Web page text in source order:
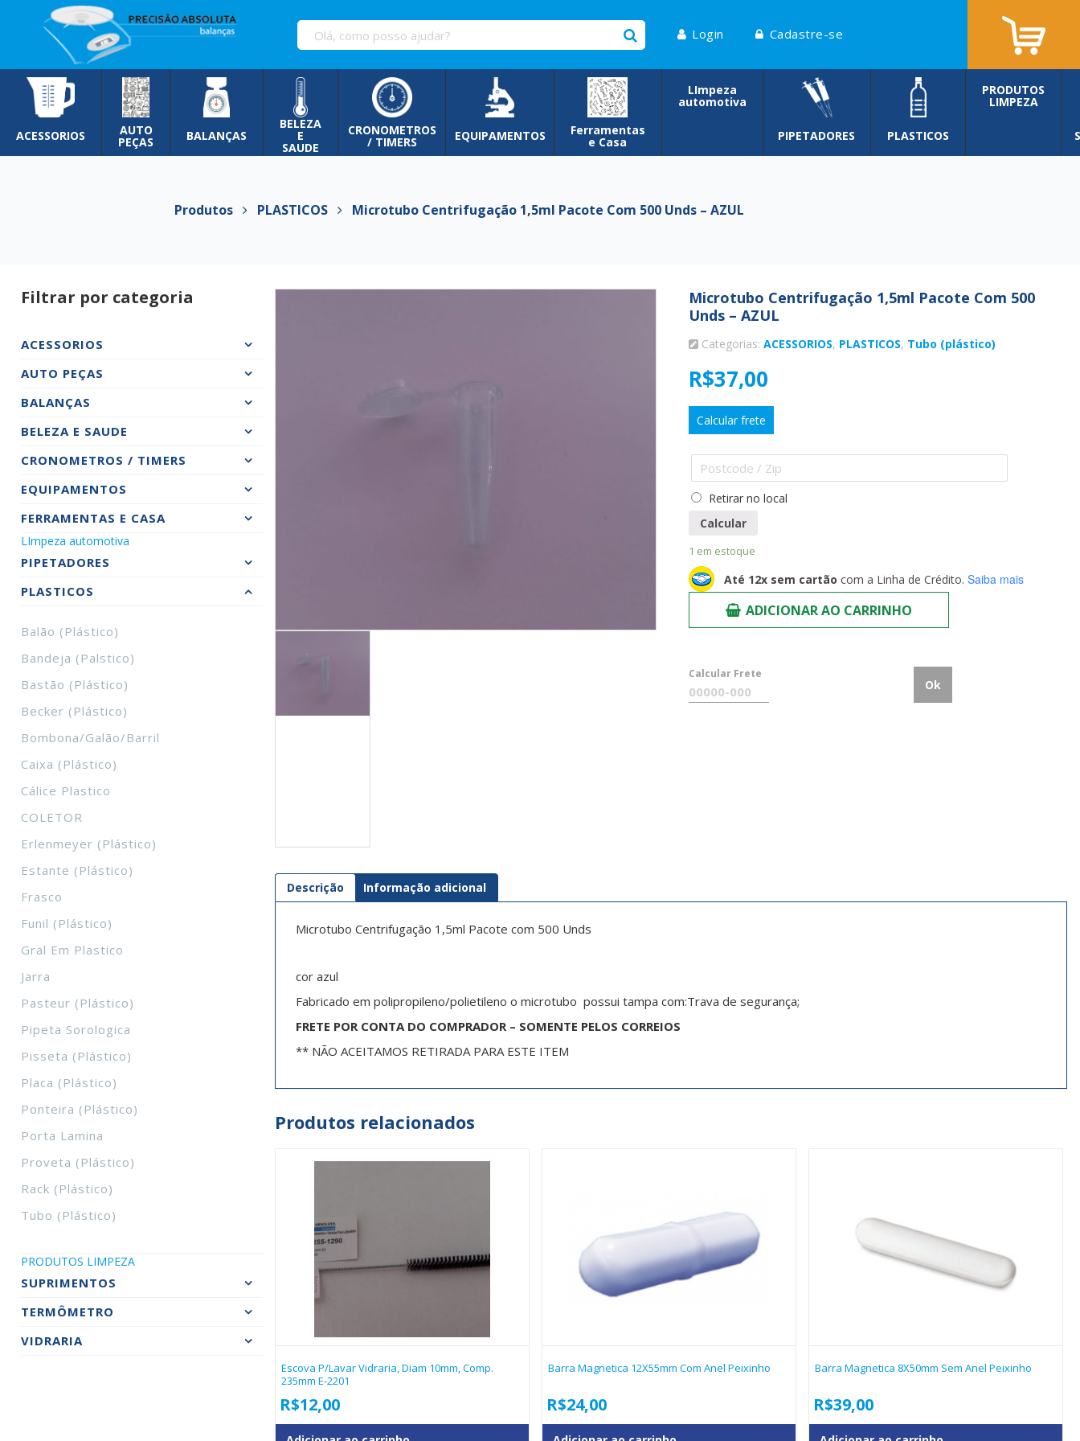
Pular
para
conteúdo
Login Cadastre-se
ACESSORIOS AUTO
PEÇAS BALANÇAS
BELEZA
E
SAUDE
CRONOMETROS
/ TIMERS EQUIPAMENTOS Ferramentas
e Casa
LImpeza
automotiva
PIPETADORES PLASTICOS
PRODUTOS
LIMPEZA
Produtos PLASTICOS Microtubo Centrifugação 1,5ml Pacote Com 500 Unds – AZUL
Filtrar por categoria
ACESSORIOS
AUTO PEÇAS
BALANÇAS
BELEZA E SAUDE
CRONOMETROS / TIMERS
EQUIPAMENTOS
FERRAMENTAS E CASA
LImpeza automotiva
PIPETADORES
PLASTICOS
Balão (plástico)
Bandeja (palstico)
Bastão (plástico)
Becker (plástico)
Bombona/galão/barril
Caixa (plástico)
Cálice Plastico
COLETOR
Erlenmeyer (plástico)
Estante (plástico)
Frasco
Funil (plástico)
Gral Em Plastico
Jarra
Pasteur (plástico)
Pipeta Sorologica
Pisseta (plástico)
Placa (plástico)
Ponteira (plástico)
Porta Lamina
Proveta (plástico)
Rack (plástico)
Tubo (plástico)
PRODUTOS LIMPEZA
SUPRIMENTOS
TERMÔMETRO
VIDRARIA
Microtubo Centrifugação 1,5ml Pacote Com 500
Unds – AZUL
Categorias:ACESSORIOS, PLASTICOS, Tubo (plástico)
R$37,00
Calcular frete
Retirar no local
Calcular
1 em estoque
Até 12x sem cartão com a Linha de Crédito. Saiba mais
ADICIONAR AO CARRINHO
Calcular Frete
Ok
Descrição Informação adicional
Microtubo Centrifugação 1,5ml Pacote com 500 Unds
cor azul
Fabricado em polipropileno/polietileno o microtubo possui tampa com:Trava de segurança;
FRETE POR CONTA DO COMPRADOR – SOMENTE PELOS CORREIOS
** NÃO ACEITAMOS RETIRADA PARA ESTE ITEM
Produtos relacionados
Escova P/lavar Vidraria, Diam 10mm, Comp.
235mm E-2201
R$12,00
Barra Magnetica 12X55mm Com Anel Peixinho
R$24,00
Barra Magnetica 8X50mm Sem Anel Peixinho
R$39,00